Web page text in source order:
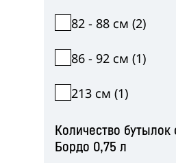
Подробнее о
82 - 88 см (2)
86 - 92 см (1)
213 см (1)
Количество бутылок
Бордо 0,75 л